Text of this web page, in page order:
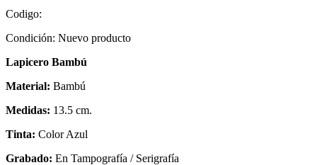
Codigo:
Condición: Nuevo producto
Lapicero Bambú
Material: Bambú
Medidas: 13.5 cm.
Tinta: Color Azul
Grabado: En Tampografía / Serigrafía